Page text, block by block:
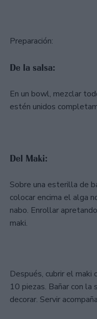
Preparación:
De la salsa:
En un bowl, mezclar
estén unidos
Del Maki:
Sobre una esterilla de
colocar encima el alga
nabo. Enrollar
maki.
Después, cubrir el maki
10 piezas. Bañar con la
decorar. Servir